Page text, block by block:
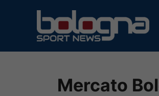
contenuto
Mercato